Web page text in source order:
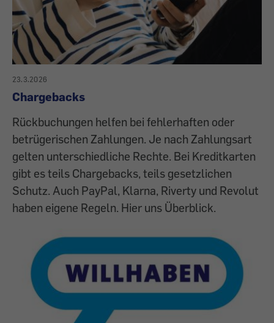
23.3.2026
Chargebacks
Rückbuchungen helfen bei fehlerhaften oder
betrügerischen Zahlungen. Je nach Zahlungsart
gelten unterschiedliche Rechte. Bei Kreditkarten
gibt es teils Chargebacks, teils gesetzlichen
Schutz. Auch PayPal, Klarna, Riverty und Revolut
haben eigene Regeln. Hier uns Überblick.